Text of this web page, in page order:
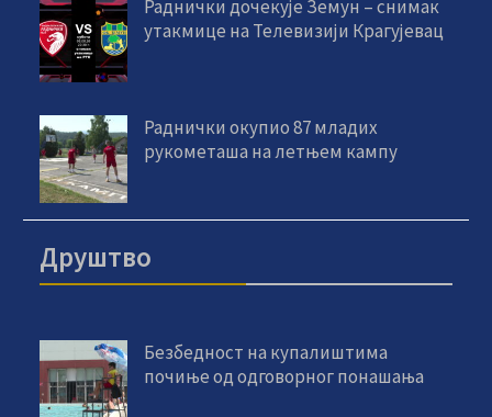
Раднички дочекује Земун – снимак
утакмице на Телевизији Крагујевац
Раднички окупио 87 младих
рукометаша на летњем кампу
Друштво
Безбедност на купалиштима
почиње од одговорног понашања